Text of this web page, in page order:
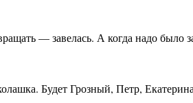
— завелась. А когда надо было
Будет Грозный, Петр,